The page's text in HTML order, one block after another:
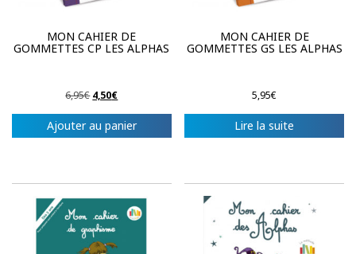
MON CAHIER DE
GOMMETTES CP LES ALPHAS
6,95€ Le
initial
était :
4,50€Le
actuel
est :
Ajouter au panier
MON CAHIER DE
GOMMETTES GS LES ALPHAS
5,95€
Lire la suite